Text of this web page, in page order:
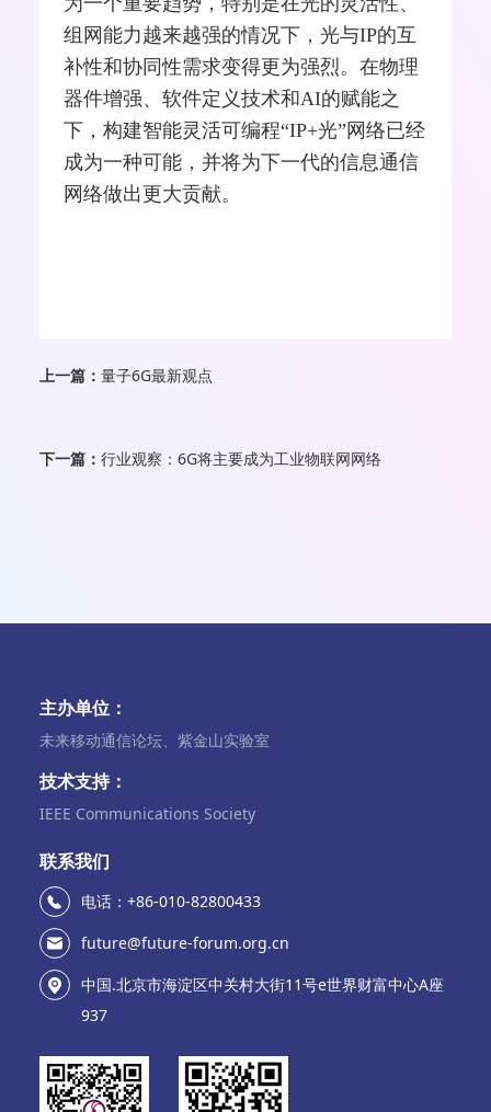
组网能力越来越强的情况下，光与IP的互
补性和协同性需求变得更为强烈。在物理
器件增强、软件定义技术和AI的赋能之
下，构建智能灵活可编程“IP+光”网络已经
成为一种可能，并将为下一代的信息通信
网络做出更大贡献。
上一篇： 量子6G最新观点
下一篇： 行业观察：6G将主要成为工业物联网网络
主办单位：
未来移动通信论坛、紫金山实验室
技术支持：
IEEE Communications Society
联系我们
电话：+86-010-82800433
future@future-forum.org.cn
中国.北京市海淀区中关村大街11号e世界财富中心A座
937